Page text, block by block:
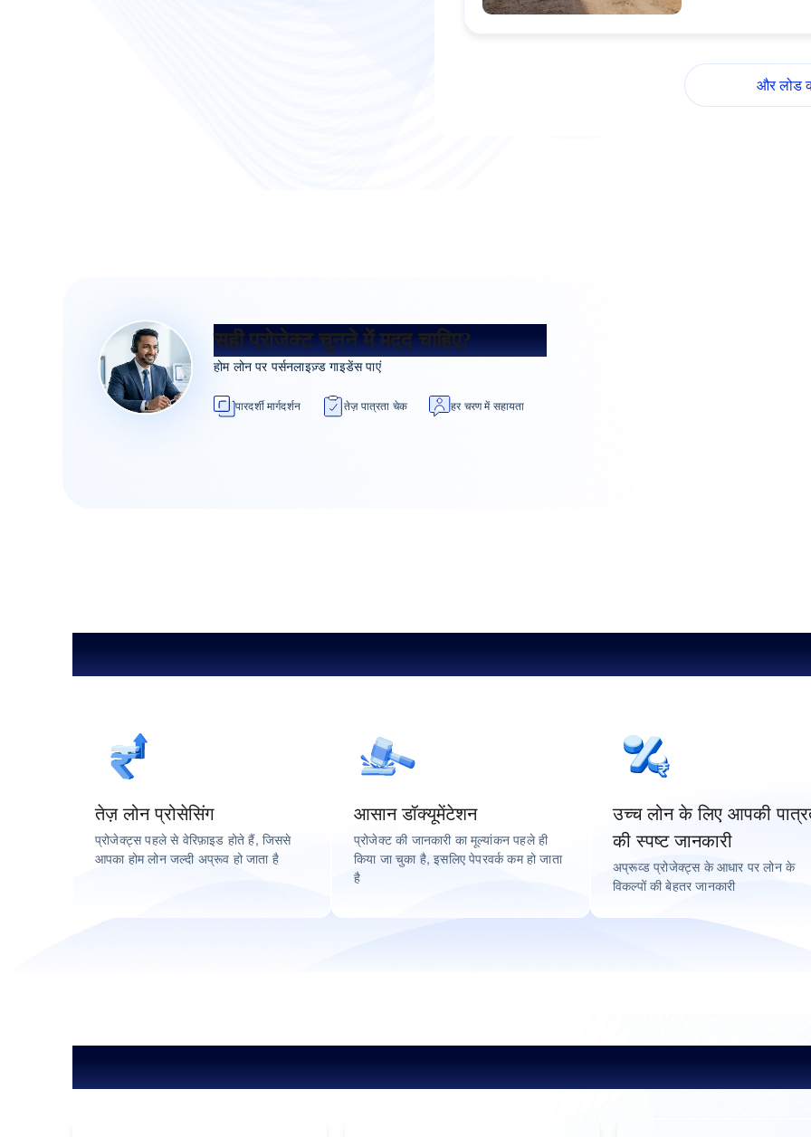
और लोड
सही प्रोजेक्ट चुनने में मदद चाहिए?
होम लोन पर पर्सनलाइज़्ड गाइडेंस पाएं
पारदर्शी मार्गदर्शन तेज़ पात्रता चेक हर चरण में सहायता
प्री-अप्रूव्ड प्रोजेक्ट्स क्यों चुनें
तेज़ लोन प्रोसेसिंग
प्रोजेक्ट्स पहले से वेरिफ़ाइड होते हैं, जिससे
आपका होम लोन जल्दी अप्रूव हो जाता है
आसान डॉक्यूमेंटेशन
प्रोजेक्ट की जानकारी का मूल्यांकन पहले ही
किया जा चुका है, इसलिए पेपरवर्क कम हो जाता
है
उच्च लोन के लिए आपकी
की स्पष्ट जानकारी
अप्रूव्ड प्रोजेक्ट्स के आधार पर लोन के
विकल्पों की बेहतर जानकारी
लोकप्रिय शहर